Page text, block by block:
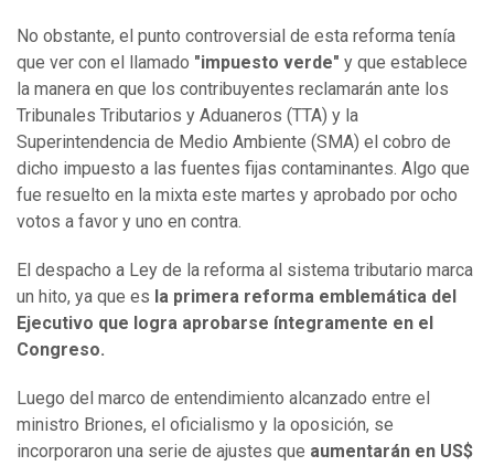
No obstante, el punto controversial de esta reforma tenía
que ver con el llamado "impuesto verde" y que establece
la manera en que los contribuyentes reclamarán ante los
Tribunales Tributarios y Aduaneros (TTA) y la
Superintendencia de Medio Ambiente (SMA) el cobro de
dicho impuesto a las fuentes fijas contaminantes. Algo que
fue resuelto en la mixta este martes y aprobado por ocho
votos a favor y uno en contra.
El despacho a Ley de la reforma al sistema tributario marca
un hito, ya que es la primera reforma emblemática del
Ejecutivo que logra aprobarse íntegramente en el
Congreso.
Luego del marco de entendimiento alcanzado entre el
ministro Briones, el oficialismo y la oposición, se
incorporaron una serie de ajustes que aumentarán en US$